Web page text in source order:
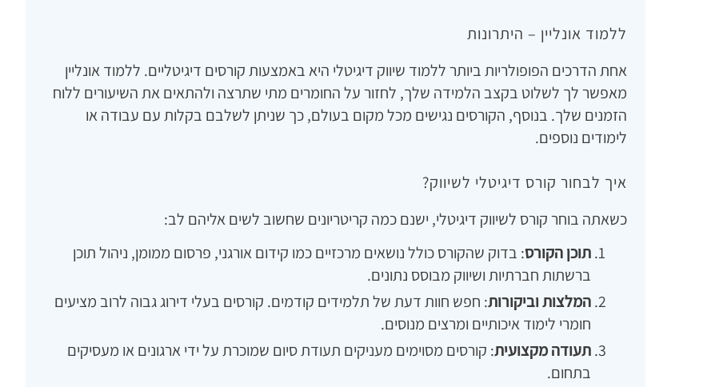
ללמוד אונליין – היתרונות
אחת הדרכים הפופולריות ביותר ללמוד שיווק דיגיטלי היא באמצעות קורסים דיגיטליים. ללמוד אונליין
מאפשר לך לשלוט בקצב הלמידה שלך, לחזור על החומרים מתי שתרצה ולהתאים את השיעורים ללוח
הזמנים שלך. בנוסף, הקורסים נגישים מכל מקום בעולם, כך שניתן לשלבם בקלות עם עבודה או
לימודים נוספים.
איך לבחור קורס דיגיטלי לשיווק?
כשאתה בוחר קורס לשיווק דיגיטלי, ישנם כמה קריטריונים שחשוב לשים אליהם לב:
תוכן הקורס: בדוק שהקורס כולל נושאים מרכזיים כמו קידום אורגני, פרסום ממומן, ניהול תוכן
ברשתות חברתיות ושיווק מבוסס נתונים.
המלצות וביקורות: חפש חוות דעת של תלמידים קודמים. קורסים בעלי דירוג גבוה לרוב מציעים
חומרי לימוד איכותיים ומרצים מנוסים.
תעודה מקצועית: קורסים מסוימים מעניקים תעודת סיום שמוכרת על ידי ארגונים או מעסיקים
בתחום.